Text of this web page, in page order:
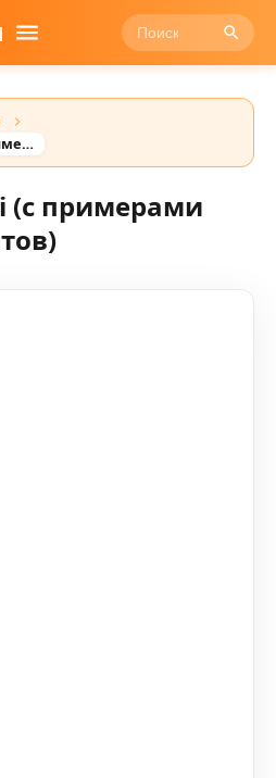
Промты для ai (с примерами готовых промтов)
(с примерами